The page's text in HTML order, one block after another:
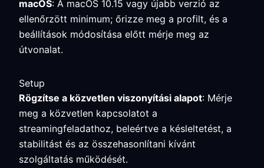
macOS: A macOS 10.15 vagy újabb verzió az
ellenőrzött minimum; őrizze meg a profilt, és a
beállítások módosítása előtt mérje meg az
útvonalat.
Setup
Rögzítse a közvetlen viszonyítási alapot: Mérje
meg a közvetlen kapcsolatot a
streamingfeladathoz, beleértve a késleltetést, a
stabilitást és az összehasonlítani kívánt
szolgáltatás működését.